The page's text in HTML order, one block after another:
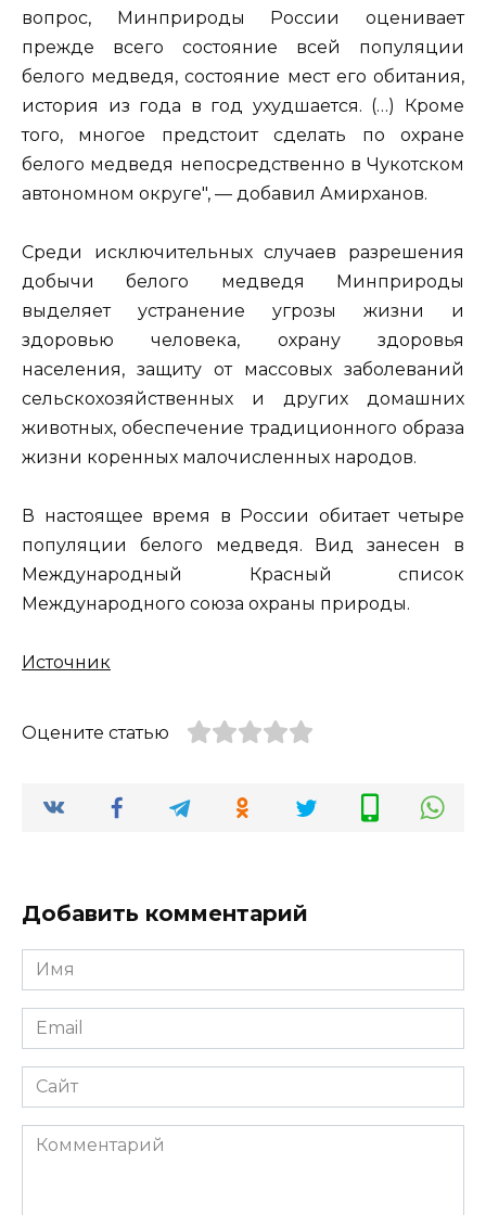
вопрос, Минприроды России оценивает
прежде всего состояние всей популяции
белого медведя, состояние мест его обитания,
история из года в год ухудшается. (…) Кроме
того, многое предстоит сделать по охране
белого медведя непосредственно в Чукотском
автономном округе", — добавил Амирханов.
Среди исключительных случаев разрешения
добычи белого медведя Минприроды
выделяет устранение угрозы жизни и
здоровью человека, охрану здоровья
населения, защиту от массовых заболеваний
сельскохозяйственных и других домашних
животных, обеспечение традиционного образа
жизни коренных малочисленных народов.
В настоящее время в России обитает четыре
популяции белого медведя. Вид занесен в
Международный Красный список
Международного союза охраны природы.
Источник
Оцените статью
Добавить комментарий
Имя
*
Email
*
Сайт
Комментарий